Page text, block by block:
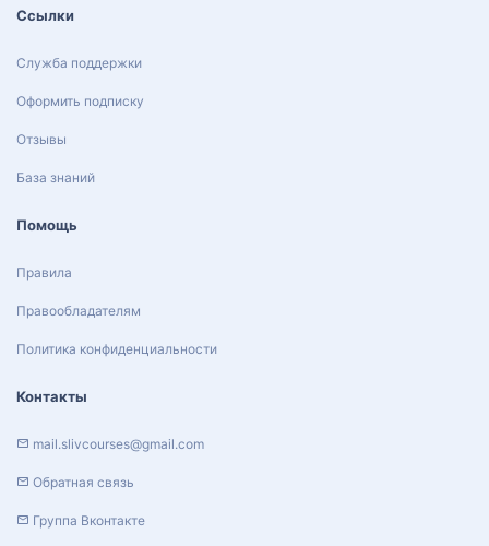
Ссылки
Служба поддержки
Оформить подписку
Отзывы
База знаний
Помощь
Правила
Правообладателям
Политика конфиденциальности
Контакты
mail.slivcourses@gmail.com
Обратная связь
Группа Вконтакте